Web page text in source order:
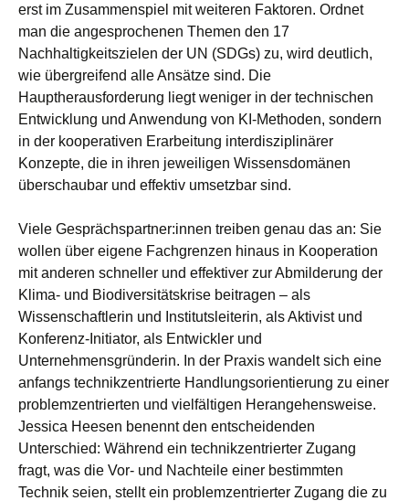
erst im Zusammenspiel mit weiteren Faktoren. Ordnet
man die angesprochenen Themen den 17
Nachhaltigkeitszielen der UN (SDGs) zu, wird deutlich,
wie übergreifend alle Ansätze sind. Die
Hauptherausforderung liegt weniger in der technischen
Entwicklung und Anwendung von KI-Methoden, sondern
in der kooperativen Erarbeitung interdisziplinärer
Konzepte, die in ihren jeweiligen Wissensdomänen
überschaubar und effektiv umsetzbar sind.
Viele Gesprächspartner:innen treiben genau das an: Sie
wollen über eigene Fachgrenzen hinaus in Kooperation
mit anderen schneller und effektiver zur Abmilderung der
Klima- und Biodiversitätskrise beitragen – als
Wissenschaftlerin und Institutsleiterin, als Aktivist und
Konferenz-Initiator, als Entwickler und
Unternehmensgründerin. In der Praxis wandelt sich eine
anfangs technikzentrierte Handlungsorientierung zu einer
problemzentrierten und vielfältigen Herangehensweise.
Jessica Heesen benennt den entscheidenden
Unterschied: Während ein technikzentrierter Zugang
fragt, was die Vor- und Nachteile einer bestimmten
Technik seien, stellt ein problemzentrierter Zugang die zu